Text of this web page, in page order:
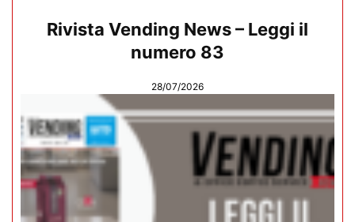
Rivista Vending News – Leggi il
numero 83
28/07/2026